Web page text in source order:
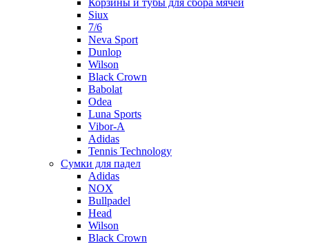
Корзины и тубы для сбора мячей
Siux
7/6
Neva Sport
Dunlop
Wilson
Black Crown
Babolat
Odea
Luna Sports
Vibor-A
Adidas
Tennis Technology
Сумки для падел
Adidas
NOX
Bullpadel
Head
Wilson
Black Crown